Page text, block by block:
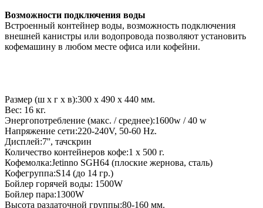
Возможности подключения воды
Встроенный контейнер воды, возможность подключения
внешней канистры или водопровода позволяют установить
кофемашину в любом месте офиса или кофейни.
Размер (ш х г х в):300 х 490 х 440 мм.
Вес: 16 кг.
Энергопотребление (макс. / среднее):1600w / 40 w
Напряжение сети:220-240V, 50-60 Hz.
Дисплей:7'', тачскрин
Количество контейнеров кофе:1 х 500 г.
Кофемолка:Jetinno SGH64 (плоские жернова, сталь)
Кофегруппа:S14 (до 14 гр.)
Бойлер горячей воды: 1500W
Бойлер пара:1300W
Высота раздаточной группы:80-160 мм.